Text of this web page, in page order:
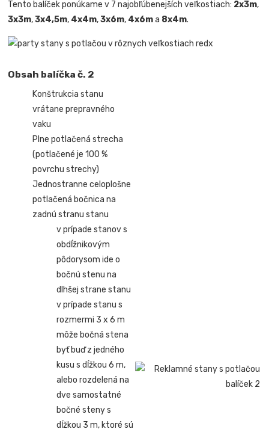
Tento balíček ponúkame v 7 najobľúbenejších veľkostiach: 2x3m,
3x3m,3x4,5m, 4x4m,3x6m, 4x6ma 8x4m.
Obsah balíčka č. 2
Konštrukcia stanu
vrátane prepravného
vaku
Plne potlačená strecha
(potlačené je 100 %
povrchu strechy)
Jednostranne celoplošne
potlačená bočnica na
zadnú stranu stanu
v prípade stanov s
obdĺžnikovým
pôdorysom ide o
bočnú stenu na
dlhšej strane stanu
v prípade stanu s
rozmermi 3 x 6 m
môže bočná stena
byť buď z jedného
kusu s dĺžkou 6 m,
alebo rozdelená na
dve samostatné
bočné steny s
dĺžkou 3 m, ktoré sú